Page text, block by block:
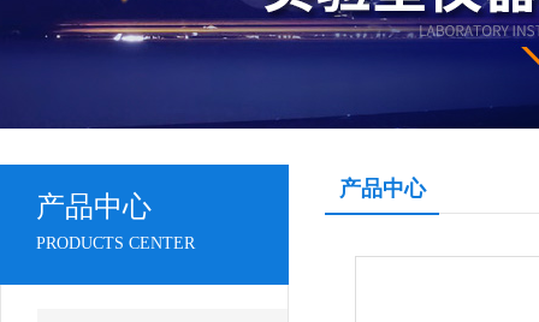
产品中心
PRODUCTS CENTER
产品中心